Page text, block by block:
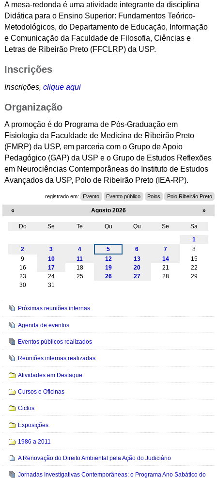
A mesa-redonda é uma atividade integrante da disciplina
Didática para o Ensino Superior: Fundamentos Teórico-
Metodológicos, do Departamento de Educação, Informação
e Comunicação da Faculdade de Filosofia, Ciências e
Letras de Ribeirão Preto (FFCLRP) da USP.
Inscrições
Inscrições, clique aqui
Organização
A promoção é do Programa de Pós-Graduação em
Fisiologia da Faculdade de Medicina de Ribeirão Preto
(FMRP) da USP, em parceria com o Grupo de Apoio
Pedagógico (GAP) da USP e o Grupo de Estudos Reflexões
em Neurociências Contemporâneas do Instituto de Estudos
Avançados da USP, Polo de Ribeirão Preto (IEA-RP).
registrado em: Evento Evento público Polos Polo Ribeirão Preto
« Agosto 2026 »
Do Se Te Qu Qu Se
Sa
1
2
3 4 5 6 7
8
9
10 11 12 13 14
15
16
17 18 19 20 21
22
23
24 25 26 27 28
29
30
31
Navegação
Próximas reuniões internas
Agenda de eventos
Eventos públicos realizados
Reuniões internas realizadas
Atividades em Destaque
Cursos e Oficinas
Ciclos
Exposições
1986 a 2011
A Renovação do Direito Ambiental pela Ação do Judiciário
Jornadas Investigativas Contemporâneas: o Programa Ano Sabático do